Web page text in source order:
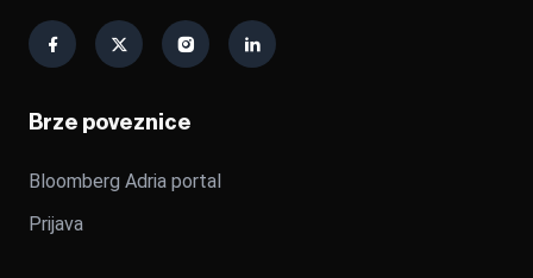
Brze poveznice
Bloomberg Adria portal
Prijava